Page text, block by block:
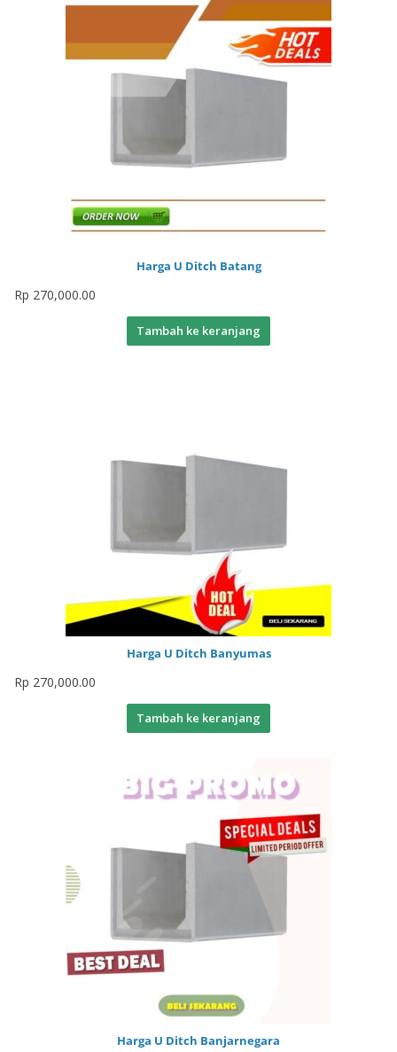
Harga U Ditch Batang
Rp 270,000.00
Tambah ke keranjang
Harga U Ditch Banyumas
Rp 270,000.00
Tambah ke keranjang
Harga U Ditch Banjarnegara